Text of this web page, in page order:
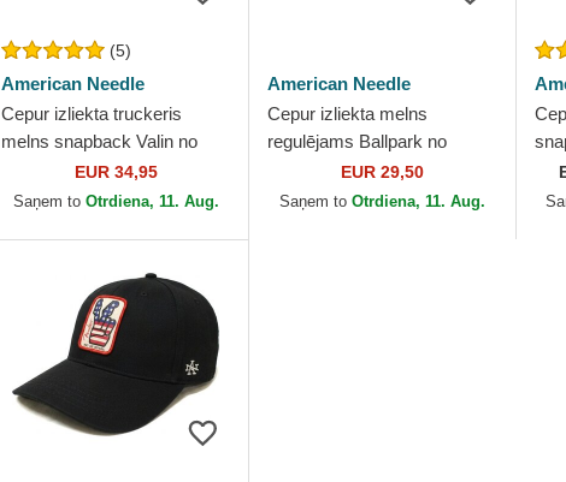
(5)
American Needle
Cepur izliekta truckeris
melns snapback Valin no
American Needle
EUR 34,95
Saņem to Otrdiena, 11. Aug.
American Needle
Cepur izliekta melns
regulējams Ballpark no
American Needle
EUR 29,50
Saņem to Otrdiena, 11. Aug.